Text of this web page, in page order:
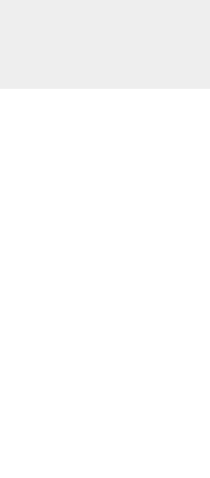
Dini, Pemkab